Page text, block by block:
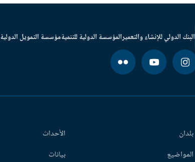
البنك الدولي للإنشاء والتعميرالمؤسسة الدولية للتنميةمؤسسة التمويل الدولية
بلدان
المواضيع
الأحداث
بيانات